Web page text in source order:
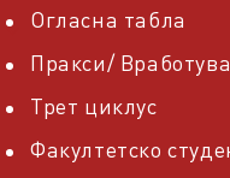
Огласна табла
Пракси/
Трет циклус
Факултетско